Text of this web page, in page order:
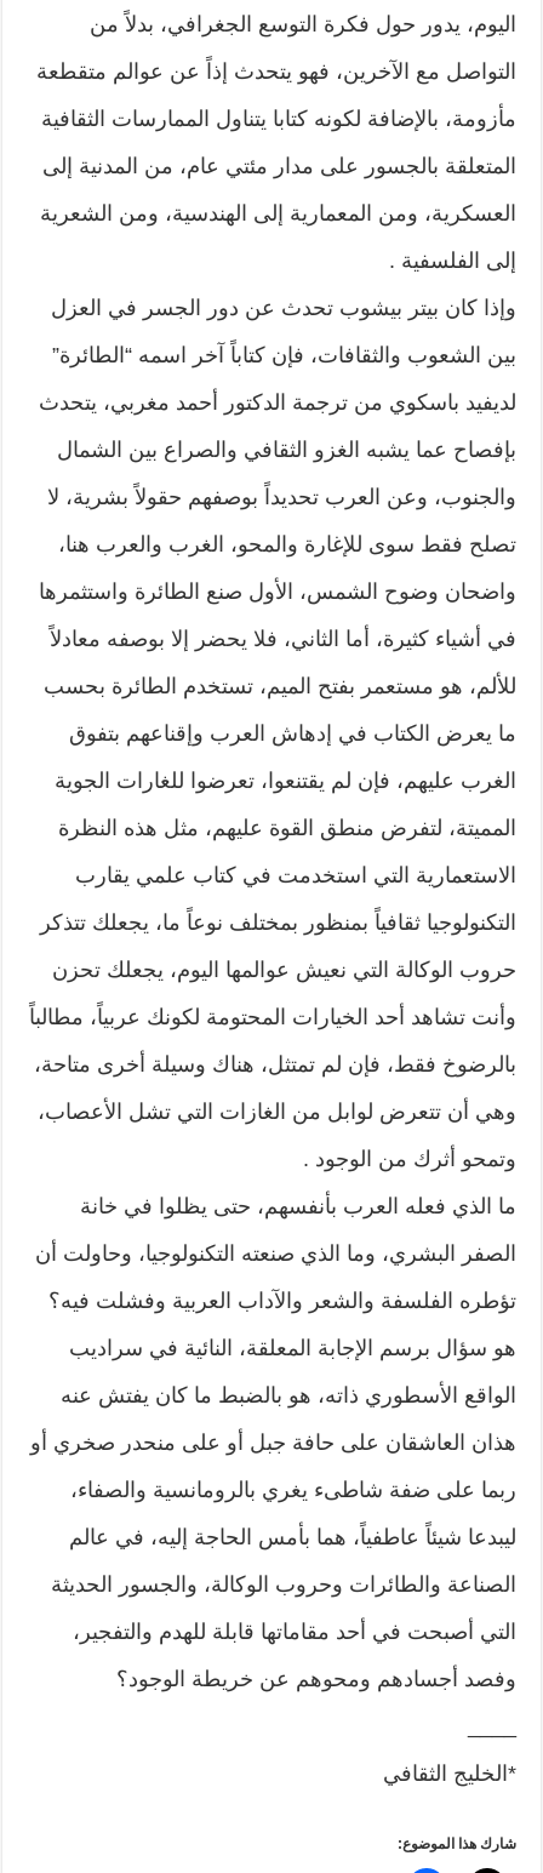
اليوم، يدور حول فكرة التوسع الجغرافي، بدلاً من
التواصل مع الآخرين، فهو يتحدث إذاً عن عوالم متقطعة
مأزومة، بالإضافة لكونه كتابا يتناول الممارسات الثقافية
المتعلقة بالجسور على مدار مئتي عام، من المدنية إلى
العسكرية، ومن المعمارية إلى الهندسية، ومن الشعرية
إلى الفلسفية .
وإذا كان بيتر بيشوب تحدث عن دور الجسر في العزل
بين الشعوب والثقافات، فإن كتاباً آخر اسمه “الطائرة”
لديفيد باسكوي من ترجمة الدكتور أحمد مغربي، يتحدث
بإفصاح عما يشبه الغزو الثقافي والصراع بين الشمال
والجنوب، وعن العرب تحديداً بوصفهم حقولاً بشرية، لا
تصلح فقط سوى للإغارة والمحو، الغرب والعرب هنا،
واضحان وضوح الشمس، الأول صنع الطائرة واستثمرها
في أشياء كثيرة، أما الثاني، فلا يحضر إلا بوصفه معادلاً
للألم، هو مستعمر بفتح الميم، تستخدم الطائرة بحسب
ما يعرض الكتاب في إدهاش العرب وإقناعهم بتفوق
الغرب عليهم، فإن لم يقتنعوا، تعرضوا للغارات الجوية
المميتة، لتفرض منطق القوة عليهم، مثل هذه النظرة
الاستعمارية التي استخدمت في كتاب علمي يقارب
التكنولوجيا ثقافياً بمنظور بمختلف نوعاً ما، يجعلك تتذكر
حروب الوكالة التي نعيش عوالمها اليوم، يجعلك تحزن
وأنت تشاهد أحد الخيارات المحتومة لكونك عربياً، مطالباً
بالرضوخ فقط، فإن لم تمتثل، هناك وسيلة أخرى متاحة،
وهي أن تتعرض لوابل من الغازات التي تشل الأعصاب،
وتمحو أثرك من الوجود .
ما الذي فعله العرب بأنفسهم، حتى يظلوا في خانة
الصفر البشري، وما الذي صنعته التكنولوجيا، وحاولت أن
تؤطره الفلسفة والشعر والآداب العربية وفشلت فيه؟
هو سؤال برسم الإجابة المعلقة، النائية في سراديب
الواقع الأسطوري ذاته، هو بالضبط ما كان يفتش عنه
هذان العاشقان على حافة جبل أو على منحدر صخري أو
ربما على ضفة شاطىء يغري بالرومانسية والصفاء،
ليبدعا شيئاً عاطفياً، هما بأمس الحاجة إليه، في عالم
الصناعة والطائرات وحروب الوكالة، والجسور الحديثة
التي أصبحت في أحد مقاماتها قابلة للهدم والتفجير،
وفصد أجسادهم ومحوهم عن خريطة الوجود؟
*الخليج الثقافي
شارك هذا الموضوع: